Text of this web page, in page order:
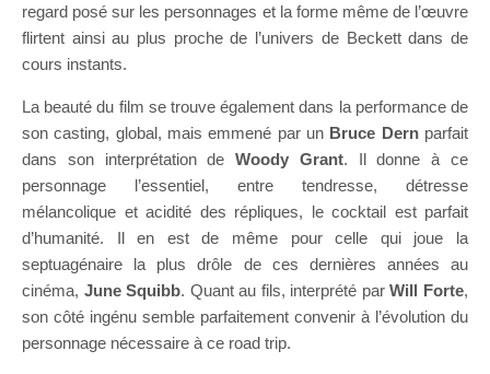
regard posé sur les personnages et la forme même de l’œuvre
flirtent ainsi au plus proche de l’univers de Beckett dans de
cours instants.
La beauté du film se trouve également dans la performance de
son casting, global, mais emmené par un Bruce Dernparfait
dans son interprétation deWoody Grant. Il donne à ce
personnage l’essentiel, entre tendresse, détresse
mélancolique et acidité des répliques, le cocktail est parfait
d’humanité. Il en est de même pour celle qui joue la
septuagénaire la plus drôle de ces dernières années au
cinéma, June Squibb. Quant au fils, interprété parWill Forte,
son côté ingénu semble parfaitement convenir à l’évolution du
personnage nécessaire à ce road trip.